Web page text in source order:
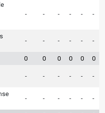
- - - - - -
- - - - - -
0 0 0 0 0 0
- - - - - -
- - - - - -